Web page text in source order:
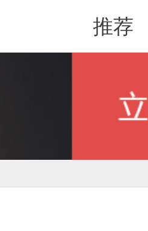
推荐